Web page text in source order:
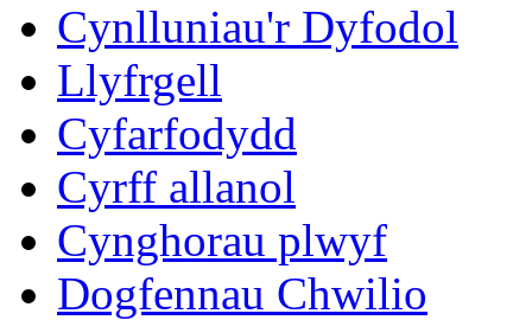
Cynlluniau'r Dyfodol
Llyfrgell
Cyfarfodydd
Cyrff allanol
Cynghorau plwyf
Dogfennau Chwilio